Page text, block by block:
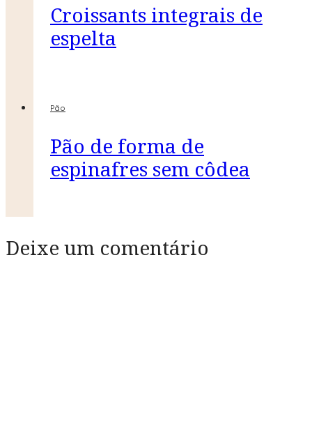
Croissants integrais de
espelta
Pão
Pão de forma de
espinafres sem côdea
Deixe um comentário